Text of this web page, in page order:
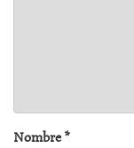
Nombre*